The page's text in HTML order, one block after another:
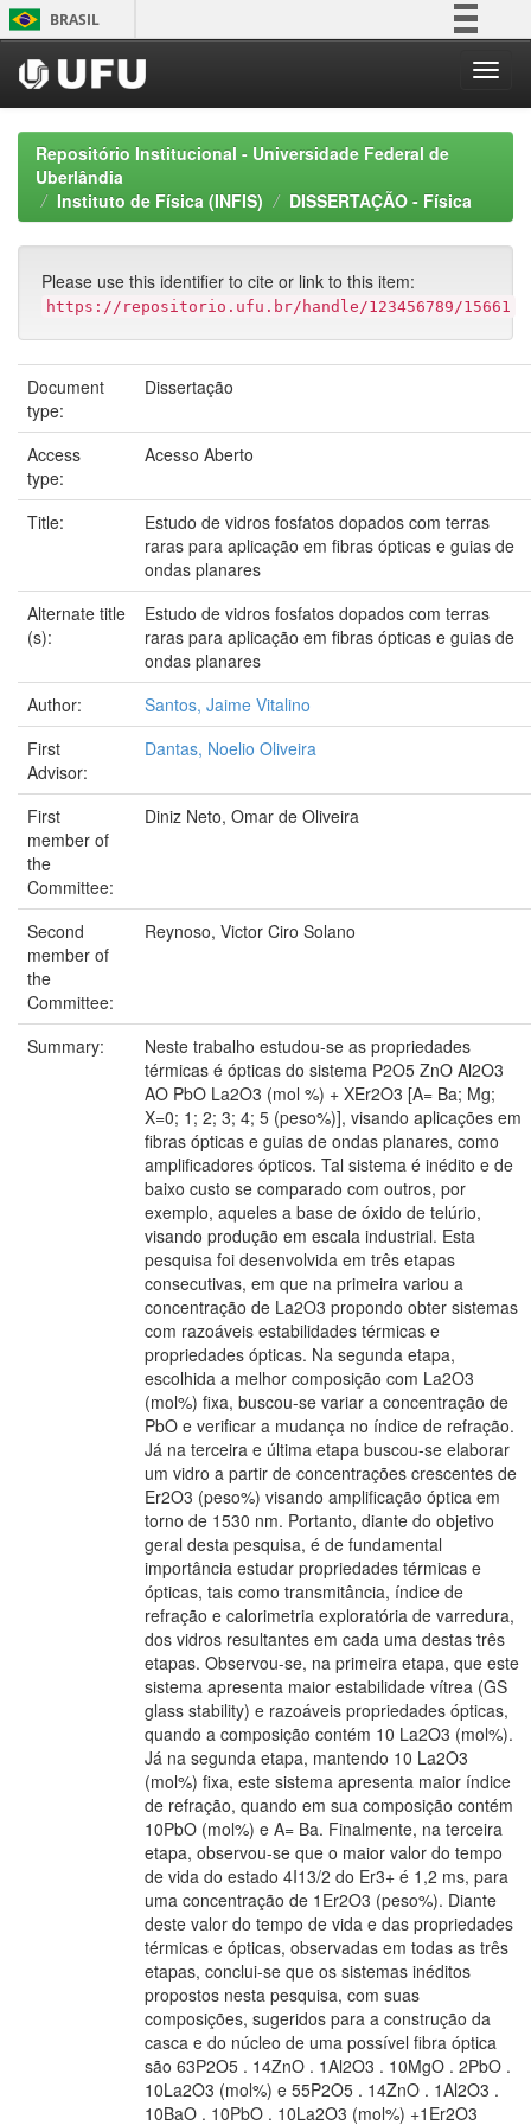
Skip
navigation
BRASIL
Participe
Acesso à informação
Legislação
Repositório Institucional - Universidade Federal de
Uberlândia
Instituto de Física (INFIS)
DISSERTAÇÃO - Física
Please use this identifier to cite or link to this item:
https://repositorio.ufu.br/handle/123456789/15661
Document
type:
Dissertação
Access
type:
Acesso Aberto
Title:
Estudo de vidros fosfatos dopados com terras
raras para aplicação em fibras ópticas e guias de
ondas planares
Alternate title
(s):
Estudo de vidros fosfatos dopados com terras
raras para aplicação em fibras ópticas e guias de
ondas planares
Author:
Santos, Jaime Vitalino
First
Advisor:
Dantas, Noelio Oliveira
First
member of
the
Committee:
Diniz Neto, Omar de Oliveira
Second
member of
the
Committee:
Reynoso, Victor Ciro Solano
Summary:
Neste trabalho estudou-se as propriedades
térmicas é ópticas do sistema P2O5 ZnO Al2O3
AO PbO La2O3 (mol %) + XEr2O3 [A= Ba; Mg;
X=0; 1; 2; 3; 4; 5 (peso%)], visando aplicações em
fibras ópticas e guias de ondas planares, como
amplificadores ópticos. Tal sistema é inédito e de
baixo custo se comparado com outros, por
exemplo, aqueles a base de óxido de telúrio,
visando produção em escala industrial. Esta
pesquisa foi desenvolvida em três etapas
consecutivas, em que na primeira variou a
concentração de La2O3 propondo obter sistemas
com razoáveis estabilidades térmicas e
propriedades ópticas. Na segunda etapa,
escolhida a melhor composição com La2O3
(mol%) fixa, buscou-se variar a concentração de
PbO e verificar a mudança no índice de refração.
Já na terceira e última etapa buscou-se elaborar
um vidro a partir de concentrações crescentes de
Er2O3 (peso%) visando amplificação óptica em
torno de 1530 nm. Portanto, diante do objetivo
geral desta pesquisa, é de fundamental
importância estudar propriedades térmicas e
ópticas, tais como transmitância, índice de
refração e calorimetria exploratória de varredura,
dos vidros resultantes em cada uma destas três
etapas. Observou-se, na primeira etapa, que este
sistema apresenta maior estabilidade vítrea (GS
glass stability) e razoáveis propriedades ópticas,
quando a composição contém 10 La2O3 (mol%).
Já na segunda etapa, mantendo 10 La2O3
(mol%) fixa, este sistema apresenta maior índice
de refração, quando em sua composição contém
10PbO (mol%) e A= Ba. Finalmente, na terceira
etapa, observou-se que o maior valor do tempo
de vida do estado 4I13/2 do Er3+ é 1,2 ms, para
uma concentração de 1Er2O3 (peso%). Diante
deste valor do tempo de vida e das propriedades
térmicas e ópticas, observadas em todas as três
etapas, conclui-se que os sistemas inéditos
propostos nesta pesquisa, com suas
composições, sugeridos para a construção da
casca e do núcleo de uma possível fibra óptica
são 63P2O5 . 14ZnO . 1Al2O3 . 10MgO . 2PbO .
10La2O3 (mol%) e 55P2O5 . 14ZnO . 1Al2O3 .
10BaO . 10PbO . 10La2O3 (mol%) +1Er2O3